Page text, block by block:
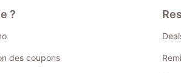
?
des coupons